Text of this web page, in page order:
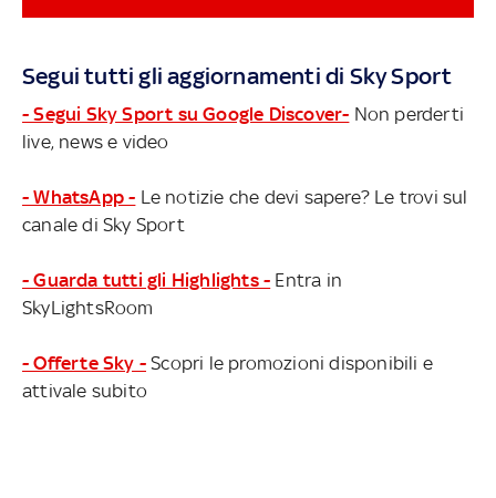
SULLO SCUDETTO DEL NAPOLI
Segui tutti gli aggiornamenti di Sky Sport
- Segui Sky Sport su Google Discover- Non perderti
live, news e video
- WhatsApp - Le notizie che devi sapere? Le trovi sul
canale di Sky Sport
- Guarda tutti gli Highlights - Entra in
SkyLightsRoom
- Offerte Sky - Scopri le promozioni disponibili e
attivale subito